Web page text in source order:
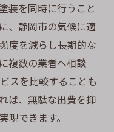
装を同時に行うこと
、静岡市の気候に適
度を減らし長期的な
複数の業者へ相談
スを比較することも
ば、無駄な出費を抑
現できます。